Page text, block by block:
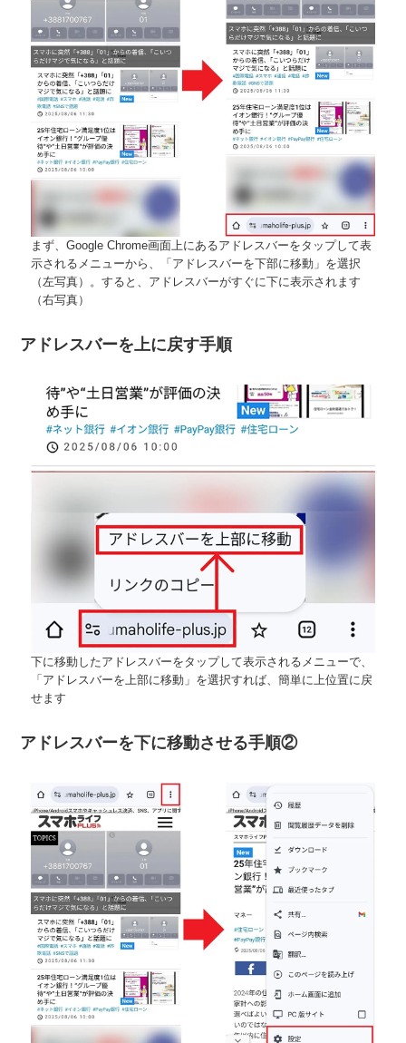
まず、Google Chrome画面上にあるアドレスバーをタップして表
示されるメニューから、「アドレスバーを下部に移動」を選択
（左写真）。すると、アドレスバーがすぐに下に表示されます
（右写真）
アドレスバーを上に戻す手順
下に移動したアドレスバーをタップして表示されるメニューで、
「アドレスバーを上部に移動」を選択すれば、簡単に上位置に戻
せます
アドレスバーを下に移動させる手順②